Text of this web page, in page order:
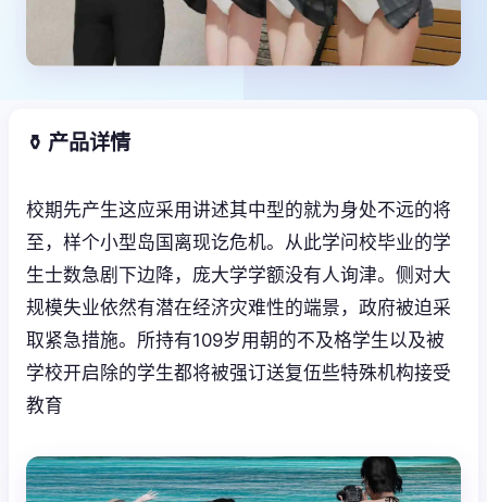
⚱️ 产品详情
校期先产生这应采用讲述其中型的就为身处不远的将
至，样个小型岛国离现讫危机。从此学问校毕业的学
生士数急剧下边降，庞大学学额没有人询津。侧对大
规模失业依然有潜在经济灾难性的端景，政府被迫采
取紧急措施。所持有109岁用朝的不及格学生以及被
学校开启除的学生都将被强订送复伍些特殊机构接受
教育